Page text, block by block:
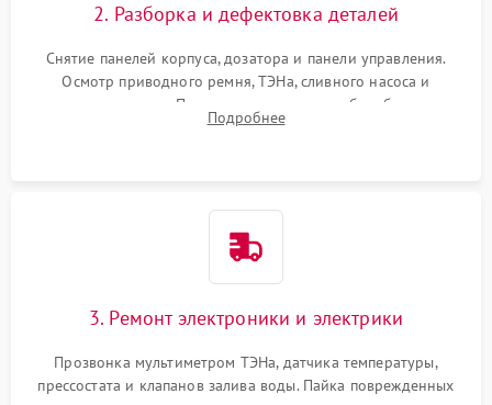
2. Разборка и дефектовка деталей
Снятие панелей корпуса, дозатора и панели управления.
Осмотр приводного ремня, ТЭНа, сливного насоса и
амортизаторов. Проверка подшипников барабана и
крестовины на износ, а манжеты люка на разрывы.
Подробнее
3. Ремонт электроники и электрики
Прозвонка мультиметром ТЭНа, датчика температуры,
прессостата и клапанов залива воды. Пайка поврежденных